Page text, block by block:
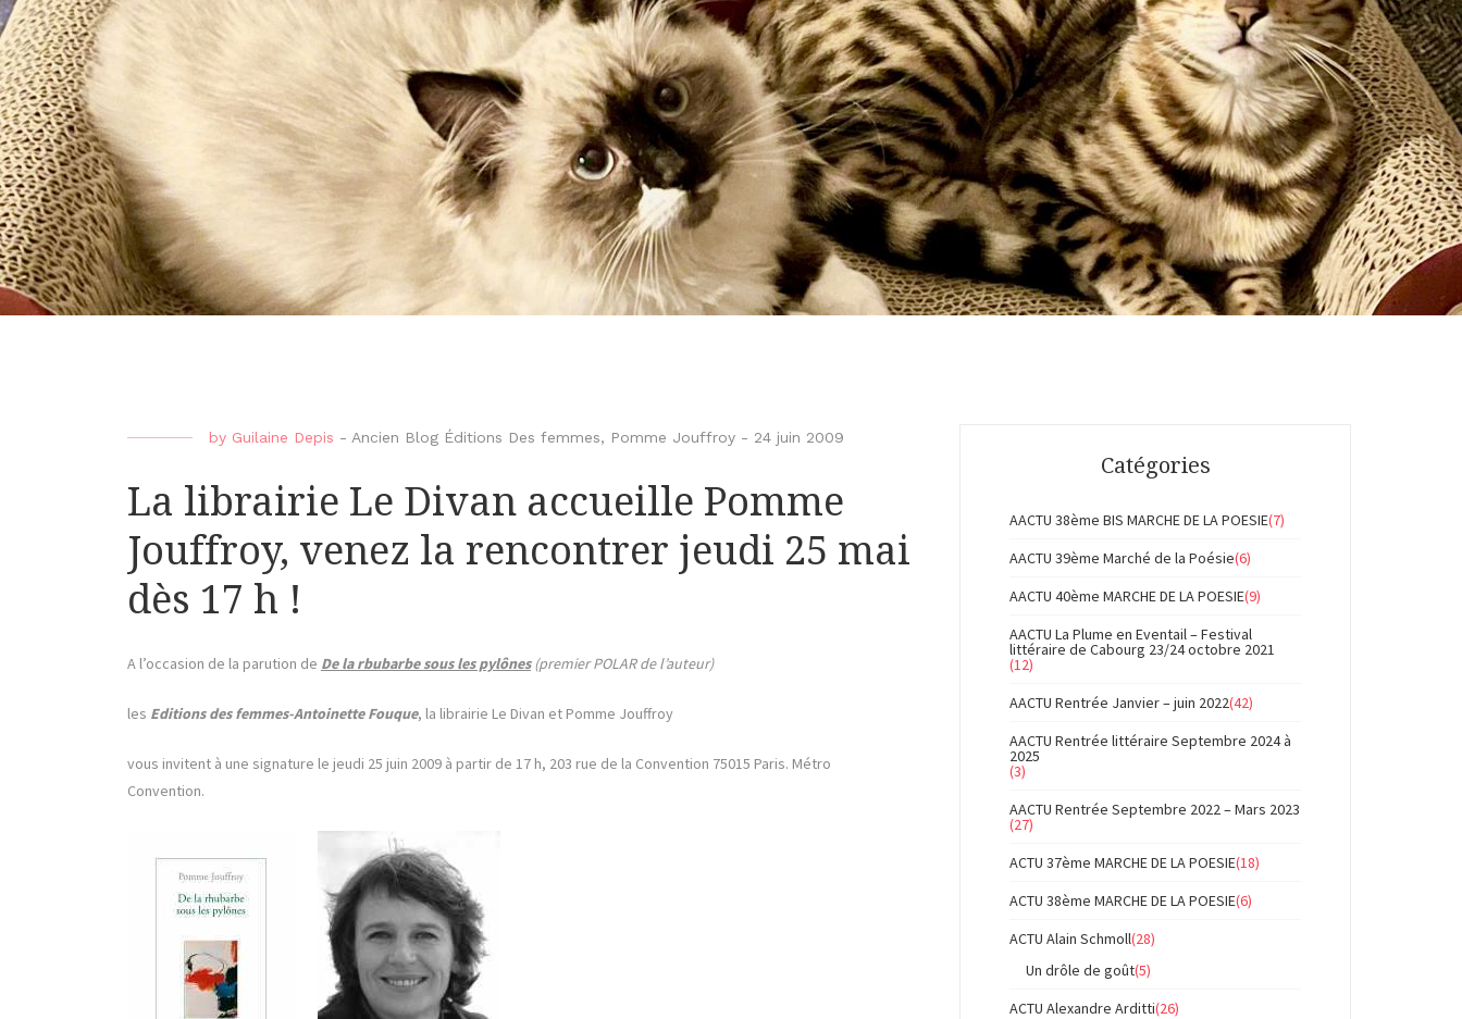
by Guilaine Depis - Ancien Blog Éditions Des femmes, Pomme Jouffroy - 24 juin 2009
La librairie Le Divan accueille Pomme
Jouffroy, venez la rencontrer jeudi 25 mai
dès 17 h !
A l’occasion de la parution de De la rbubarbe sous les pylônes(premier POLAR de l’auteur)
les Editions des femmes-Antoinette Fouque, la librairie Le Divan et Pomme Jouffroy
vous invitent à une signature le jeudi 25 juin 2009 à partir de 17 h, 203 rue de la Convention 75015 Paris. Métro
Convention.
Catégories
AACTU 38ème BIS MARCHE DE LA POESIE(7)
AACTU 39ème Marché de la Poésie(6)
AACTU 40ème MARCHE DE LA POESIE(9)
AACTU La Plume en Eventail – Festival
littéraire de Cabourg 23/24 octobre 2021
(12)
AACTU Rentrée Janvier – juin 2022(42)
AACTU Rentrée littéraire Septembre 2024 à
2025
(3)
AACTU Rentrée Septembre 2022 – Mars 2023
(27)
ACTU 37ème MARCHE DE LA POESIE(18)
ACTU 38ème MARCHE DE LA POESIE(6)
ACTU Alain Schmoll(28)
Un drôle de goût(5)
ACTU Alexandre Arditti(26)